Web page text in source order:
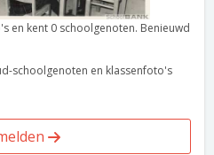
en kent 0 schoolgenoten. Benieuwd
schoolgenoten en klassenfoto's